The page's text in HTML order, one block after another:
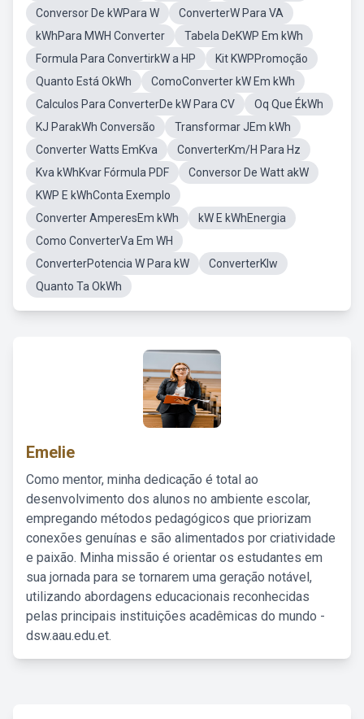
Conversor De kWPara W
ConverterW Para VA
kWhPara MWH Converter
Tabela DeKWP Em kWh
Formula Para ConvertirkW a HP
Kit KWPPromoção
Quanto Está OkWh
ComoConverter kW Em kWh
Calculos Para ConverterDe kW Para CV
Oq Que ÉkWh
KJ ParakWh Conversão
Transformar JEm kWh
Converter Watts EmKva
ConverterKm/H Para Hz
Kva kWhKvar Fórmula PDF
Conversor De Watt akW
KWP E kWhConta Exemplo
Converter AmperesEm kWh
kW E kWhEnergia
Como ConverterVa Em WH
ConverterPotencia W Para kW
ConverterKlw
Quanto Ta OkWh
Emelie
Como mentor, minha dedicação é total ao
desenvolvimento dos alunos no ambiente escolar,
empregando métodos pedagógicos que priorizam
conexões genuínas e são alimentados por criatividade
e paixão. Minha missão é orientar os estudantes em
sua jornada para se tornarem uma geração notável,
utilizando abordagens educacionais reconhecidas
pelas principais instituições acadêmicas do mundo -
dsw.aau.edu.et.